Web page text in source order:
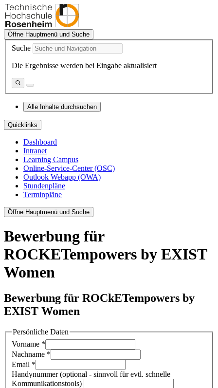
Öffne Hauptmenü und Suche
Suche
Die Ergebnisse werden bei Eingabe aktualisiert
Alle Inhalte durchsuchen
Quicklinks
Dashboard
Intranet
Learning Campus
Online-Service-Center (OSC)
Outlook Webapp (OWA)
Stundenpläne
Terminpläne
Öffne Hauptmenü und Suche
Bewerbung für
ROCKETempowers by EXIST
Women
Bewerbung für ROCkETempowers by
EXIST Women
Persönliche Daten
Vorname *
Nachname *
Email *
Handynummer (optional - sinnvoll für evtl. schnelle
Kommunikationstools)